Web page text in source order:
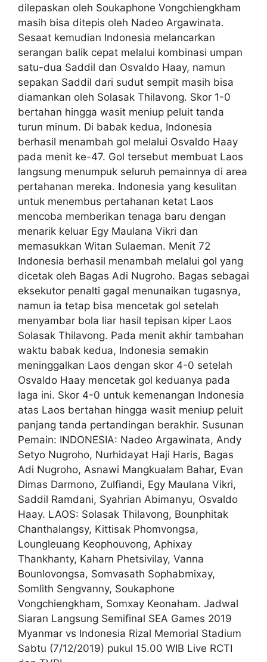
dilepaskan oleh Soukaphone Vongchiengkham
masih bisa ditepis oleh Nadeo Argawinata.
Sesaat kemudian Indonesia melancarkan
serangan balik cepat melalui kombinasi umpan
satu-dua Saddil dan Osvaldo Haay, namun
sepakan Saddil dari sudut sempit masih bisa
diamankan oleh Solasak Thilavong. Skor 1-0
bertahan hingga wasit meniup peluit tanda
turun minum. Di babak kedua, Indonesia
berhasil menambah gol melalui Osvaldo Haay
pada menit ke-47. Gol tersebut membuat Laos
langsung menumpuk seluruh pemainnya di area
pertahanan mereka. Indonesia yang kesulitan
untuk menembus pertahanan ketat Laos
mencoba memberikan tenaga baru dengan
menarik keluar Egy Maulana Vikri dan
memasukkan Witan Sulaeman. Menit 72
Indonesia berhasil menambah melalui gol yang
dicetak oleh Bagas Adi Nugroho. Bagas sebagai
eksekutor penalti gagal menunaikan tugasnya,
namun ia tetap bisa mencetak gol setelah
menyambar bola liar hasil tepisan kiper Laos
Solasak Thilavong. Pada menit akhir tambahan
waktu babak kedua, Indonesia semakin
meninggalkan Laos dengan skor 4-0 setelah
Osvaldo Haay mencetak gol keduanya pada
laga ini. Skor 4-0 untuk kemenangan Indonesia
atas Laos bertahan hingga wasit meniup peluit
panjang tanda pertandingan berakhir. Susunan
Pemain: INDONESIA: Nadeo Argawinata, Andy
Setyo Nugroho, Nurhidayat Haji Haris, Bagas
Adi Nugroho, Asnawi Mangkualam Bahar, Evan
Dimas Darmono, Zulfiandi, Egy Maulana Vikri,
Saddil Ramdani, Syahrian Abimanyu, Osvaldo
Haay. LAOS: Solasak Thilavong, Bounphitak
Chanthalangsy, Kittisak Phomvongsa,
Loungleuang Keophouvong, Aphixay
Thankhanty, Kaharn Phetsivilay, Vanna
Bounlovongsa, Somvasath Sophabmixay,
Somlith Sengvanny, Soukaphone
Vongchiengkham, Somxay Keonaham. Jadwal
Siaran Langsung Semifinal SEA Games 2019
Myanmar vs Indonesia Rizal Memorial Stadium
Sabtu (7/12/2019) pukul 15.00 WIB Live RCTI